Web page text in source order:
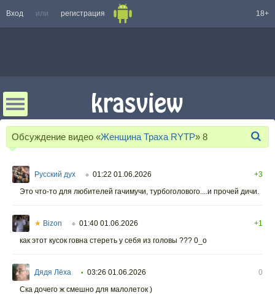
Вход или регистрация 18+
Обсуждение видео «Женщина Траха RYTP» 8
Русский дух ○ 01:22 01.06.2026
+3
Это что-то для любителей гачимучи, турбоголового....и прочей дичи.
★ Bizon ○ 01:40 01.06.2026
+1
как этот кусок говна стереть у себя из головы ??? 0_о
Дядя Лёха • 03:26 01.06.2026
0
Ска дочего ж смешно для малолеток )